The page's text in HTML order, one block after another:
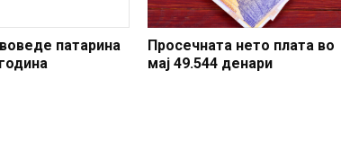
патарина
Просечната нето плата во
мај 49.544 денари